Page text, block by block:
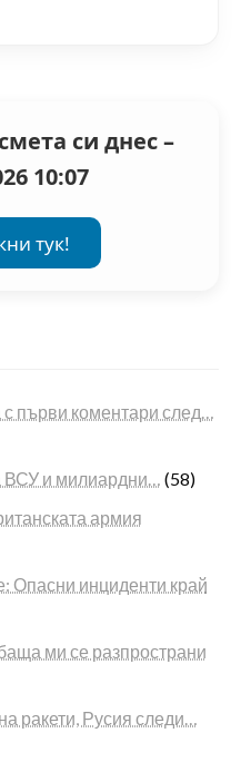
си днес –
10:07
тук!
първи коментари след…
ВСУ и милиардни…
(58)
армия
Опасни инциденти край
ми се разпространи
ракети, Русия следи…